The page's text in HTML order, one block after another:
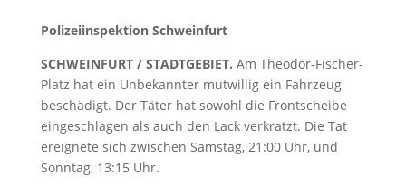
Polizeiinspektion Schweinfurt
SCHWEINFURT / STADTGEBIET. Am Theodor-Fischer-
Platz hat ein Unbekannter mutwillig ein Fahrzeug
beschädigt. Der Täter hat sowohl die Frontscheibe
eingeschlagen als auch den Lack verkratzt. Die Tat
ereignete sich zwischen Samstag, 21:00 Uhr, und
Sonntag, 13:15 Uhr.